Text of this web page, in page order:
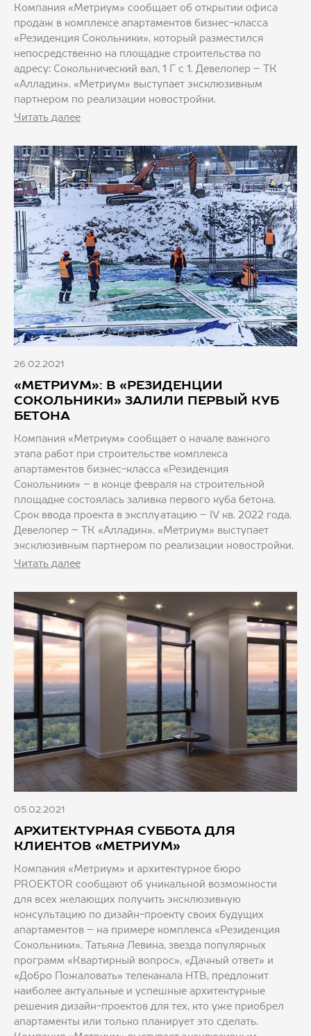
Компания «Метриум» сообщает об открытии офиса
продаж в комплексе апартаментов бизнес-класса
«Резиденция Сокольники», который разместился
непосредственно на площадке строительства по
адресу: Сокольнический вал, 1 Г с 1. Девелопер – ТК
«Алладин». «Метриум» выступает эксклюзивным
партнером по реализации новостройки.
Читать далее
26.02.2021
«МЕТРИУМ»: В «РЕЗИДЕНЦИИ
СОКОЛЬНИКИ» ЗАЛИЛИ ПЕРВЫЙ КУБ
БЕТОНА
Компания «Метриум» сообщает о начале важного
этапа работ при строительстве комплекса
апартаментов бизнес-класса «Резиденция
Сокольники» – в конце февраля на строительной
площадке состоялась заливка первого куба бетона.
Срок ввода проекта в эксплуатацию – IV кв. 2022 года.
Девелопер – ТК «Алладин». «Метриум» выступает
эксклюзивным партнером по реализации новостройки.
Читать далее
05.02.2021
АРХИТЕКТУРНАЯ СУББОТА ДЛЯ
КЛИЕНТОВ «МЕТРИУМ»
Компания «Метриум» и архитектурное бюро
PROEKTOR сообщают об уникальной возможности
для всех желающих получить эксклюзивную
консультацию по дизайн-проекту своих будущих
апартаментов – на примере комплекса «Резиденция
Сокольники». Татьяна Левина, звезда популярных
программ «Квартирный вопрос», «Дачный ответ» и
«Добро Пожаловать» телеканала НТВ, предложит
наиболее актуальные и успешные архитектурные
решения дизайн-проектов для тех, кто уже приобрел
апартаменты или только планирует это сделать.